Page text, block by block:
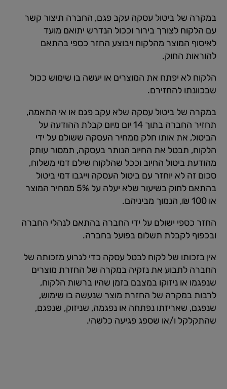
במקרה של ביטול עסקה עקב פגם, החברה תיצור קשר
עם הלקוח לצורך בירור וככול הנדרש יתואם מועד
לאיסוף המוצר מהלקוח ויבוצע החזר כספי בהתאם
להוראות החוק.
הלקוח לא יפתח את המוצרים או יעשה בו שימוש ככול
שבכוונתו להחזירם.
במקרה של ביטול עסקה שלא עקב פגם או אי התאמה,
תחזיר החברה בתוך 14 יום מיום קבלת ההודעה על
הביטול, את אותו חלק ממחיר העסקה ששולם על ידי
הלקוח, תבטל את החיוב הנותר בעסקה, תמסור עותק
מהודעת ביטול החיוב וככל שהלקוח שילם דמי משלוח,
סכום זה לא יוחזר עם ביטול העסקה וייגבו דמי ביטול
בהתאם לחוק בשיעור שלא יעלה על 5% ממחיר המוצר
או 100 ₪, הנמוך מביניהם.
החזר כספי ישולם על ידי החברה בהתאם לנהלי החברה
ובכפוף לקבלת תשלום בפועל בחברה.
אין בזכותו של לקוח לבטל עסקה כדי לגרוע מזכותה של
החברה לתבוע את נזקיה במקרה של החזרת מוצרים
שנפגמו או ניזוקו במצבם בזמן שהיו ברשות הלקוח,
לרבות במקרה של החזרת מוצר שנעשה בו שימוש,
שנפגם, שאריזתו נפתחה או נפגמה, שניזוק, שנפגם,
שהתקלקל ו/או שספג פגיעה כלשהי.